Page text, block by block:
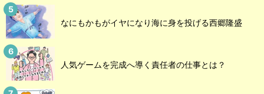
なにもかもがイヤになり海に身を投げる西郷隆盛
人気ゲームを完成へ導く責任者の仕事とは？